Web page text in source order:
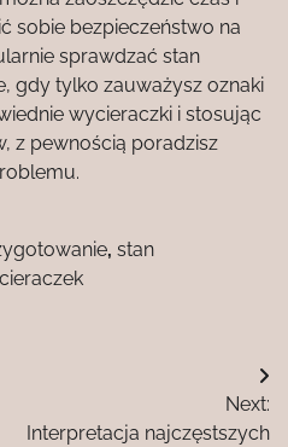
sobie bezpieczeństwo na
sprawdzać stan
gdy tylko zauważysz oznaki
wycieraczki i stosując
z pewnością poradzisz
, stan
Next:
Interpretacja najczęstszych